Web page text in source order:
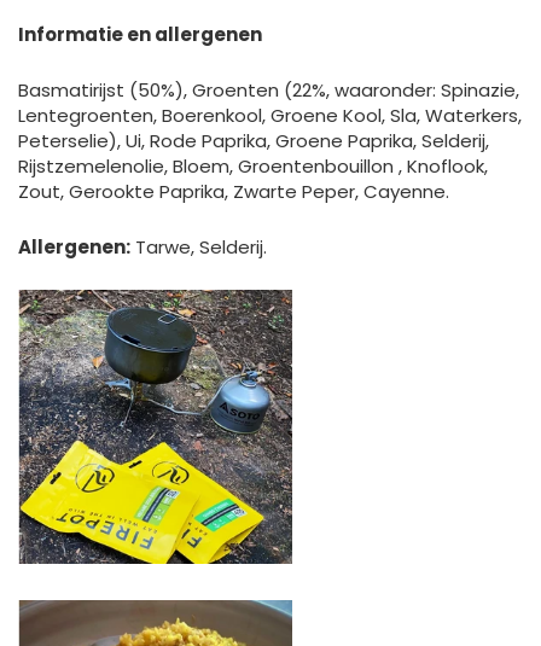
Informatie en allergenen
Basmatirijst (50%), Groenten (22%, waaronder: Spinazie,
Lentegroenten, Boerenkool, Groene Kool, Sla, Waterkers,
Peterselie), Ui, Rode Paprika, Groene Paprika, Selderij,
Rijstzemelenolie, Bloem, Groentenbouillon , Knoflook,
Zout, Gerookte Paprika, Zwarte Peper, Cayenne.
Allergenen: Tarwe, Selderij.